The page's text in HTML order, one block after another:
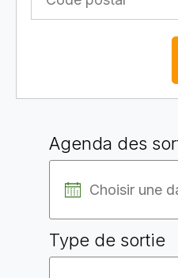
Agenda des
Type de sortie